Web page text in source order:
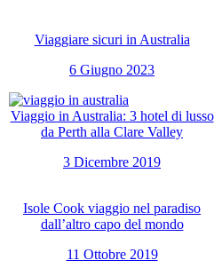
Viaggiare sicuri in Australia
6 Giugno 2023
Viaggio in Australia: 3 hotel di lusso
da Perth alla Clare Valley
3 Dicembre 2019
Isole Cook viaggio nel paradiso
dall’altro capo del mondo
11 Ottobre 2019